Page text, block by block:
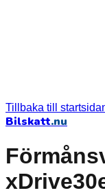
Tillbaka till
Bilskatt.nu